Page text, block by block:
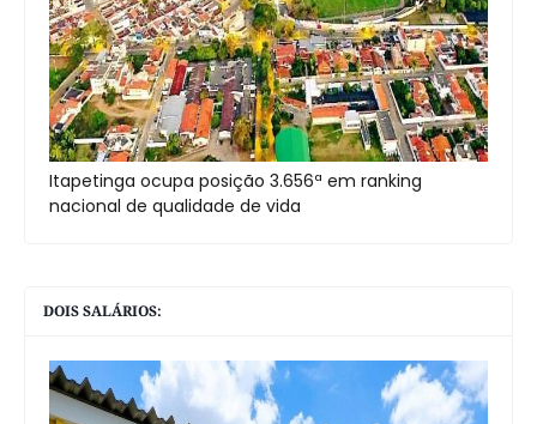
Itapetinga ocupa posição 3.656ª em ranking
nacional de qualidade de vida
DOIS SALÁRIOS: